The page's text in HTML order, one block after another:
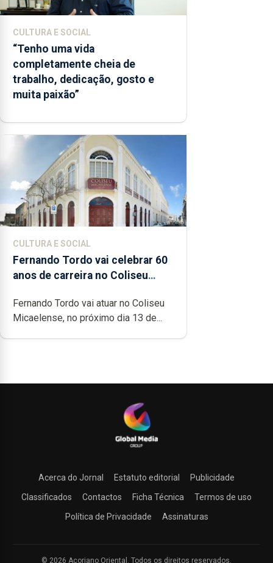
CULTURA E SOCIAL
“Tenho uma vida
completamente cheia de
trabalho, dedicação, gosto e
muita paixão”
CULTURA E SOCIAL
Fernando Tordo vai celebrar 60
anos de carreira no Coliseu
Fernando Tordo vai atuar no Coliseu
Micaelense, no próximo dia 13 de...
Acerca do Jornal Estatuto editorial
Publicidade
Classificados
Contactos Ficha Técnica
Termos de uso
Política de Privacidade
Assinaturas
© 2026 Açoriano Oriental. Todos os direitos reservados.